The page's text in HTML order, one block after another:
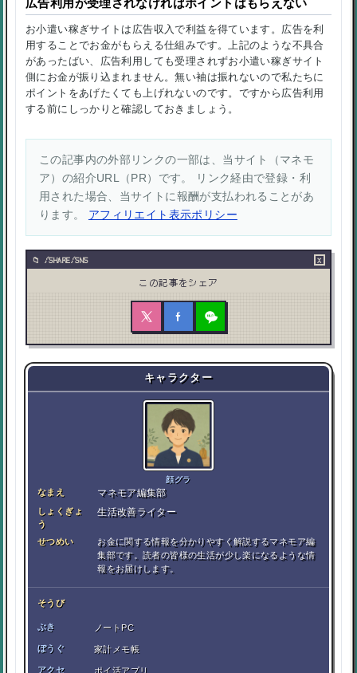
広告利用が受理されなければポイントはもらえない
お小遣い稼ぎサイトは広告収入で利益を得ています。広告を利
用することでお金がもらえる仕組みです。上記のような不具合
があったばい、広告利用しても受理されずお小遣い稼ぎサイト
側にお金が振り込まれません。無い袖は振れないので私たちに
ポイントをあげたくても上げれないのです。ですから広告利用
する前にしっかりと確認しておきましょう。
この記事内の外部リンクの一部は、当サイト（マネモ
ア）の紹介URL（PR）です。 リンク経由で登録・利
用された場合、当サイトに報酬が支払われることがあ
ります。 アフィリエイト表示ポリシー
/SHARE/SNS ×
この記事をシェア
キャラクター
顔グラ
なまえ マネモア編集部
しょくぎょ
う
生活改善ライター
せつめい
お金に関する情報を分かりやすく解説するマネモア編
集部です。読者の皆様の生活が少し楽になるような情
報をお届けします。
そうび
ぶき ノートPC
ぼうぐ 家計メモ帳
アクセ ポイ活アプリ